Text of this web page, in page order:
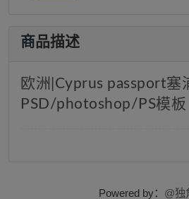
商品描述
欧洲|Cyprus passport塞
PSD/photoshop/PS模板
Powered by： @独